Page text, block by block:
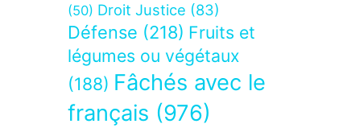
(50) Droit Justice (83)
Défense (218) Fruits et
légumes ou végétaux
(188) Fâchés avec le
français (976)